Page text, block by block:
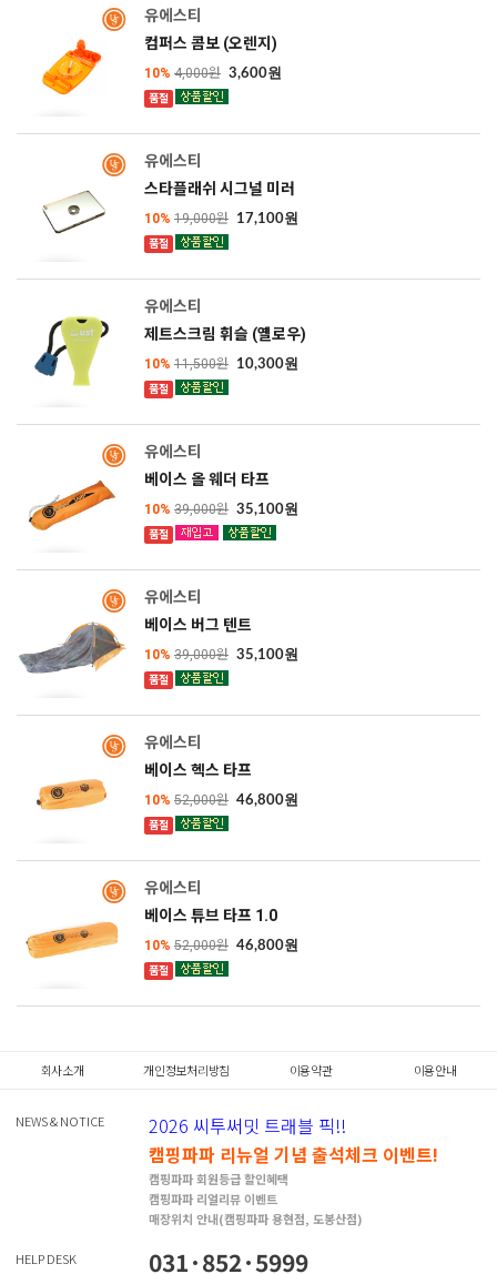
유에스티
컴퍼스 콤보 (오렌지)
10% 4,000원 3,600원
품절
SOLD OUT
유에스티
스타플래쉬 시그널 미러
10% 19,000원 17,100원
품절
유에스티
제트스크림 휘슬 (옐로우)
10% 11,500원 10,300원
품절
유에스티
베이스 올 웨더 타프
10% 39,000원 35,100원
품절
유에스티
베이스 버그 텐트
10% 39,000원 35,100원
품절
유에스티
베이스 헥스 타프
10% 52,000원 46,800원
품절
유에스티
베이스 튜브 타프 1.0
10% 52,000원 46,800원
품절
회사소개 개인정보처리방침 이용약관 이용안내
NEWS & NOTICE
2026 씨투써밋 트래블 픽!!
캠핑파파 리뉴얼 기념 출석체크 이벤트!
캠핑파파 회원등급 할인혜택
캠핑파파 리얼리뷰 이벤트
매장위치 안내(캠핑파파 용현점, 도봉산점)
HELP DESK 031·852·5999